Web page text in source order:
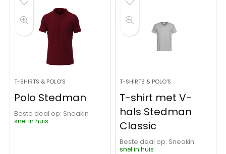
T-SHIRTS & POLO'S
Polo Stedman
Beste deal op:
Sneakin
snel in huis
T-SHIRTS & POLO'S
T-shirt met V-
hals Stedman
Classic
Beste deal op:
Sneakin
snel in huis